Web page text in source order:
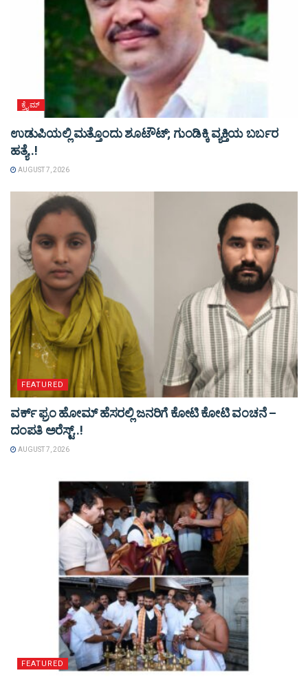
ಕ್ರೈಮ್
ಉಡುಪಿಯಲ್ಲಿ ಮತ್ತೊಂದು ಶೂಟೌಟ್‌; ಗುಂಡಿಕ್ಕಿ ವ್ಯಕ್ತಿಯ ಬರ್ಬರ
ಹತ್ಯೆ..!
AUGUST 7, 2026
FEATURED
ವರ್ಕ್ ಫ್ರಂ ಹೋಮ್ ಹೆಸರಲ್ಲಿ ಜನರಿಗೆ ಕೋಟಿ ಕೋಟಿ ವಂಚನೆ –
ದಂಪತಿ ಅರೆಸ್ಟ್..!
AUGUST 7, 2026
FEATURED